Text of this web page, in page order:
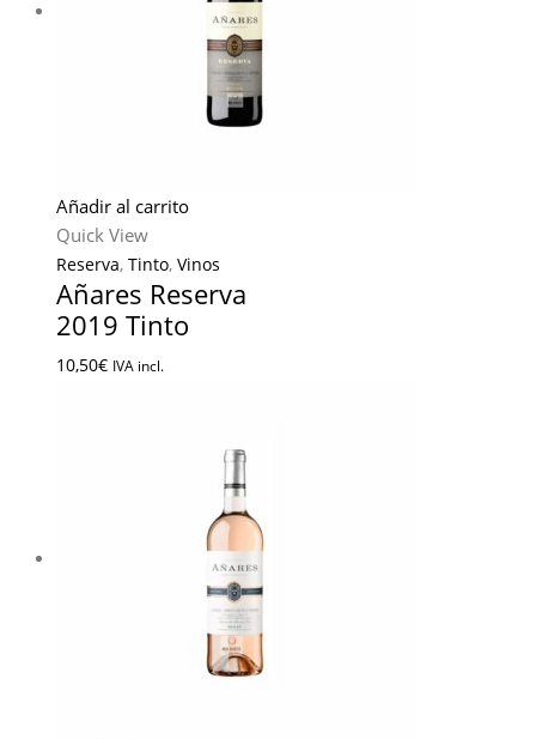
Añadir al carrito
Quick View
Reserva, Tinto, Vinos
Añares Reserva
2019 Tinto
10,50€ IVA incl.